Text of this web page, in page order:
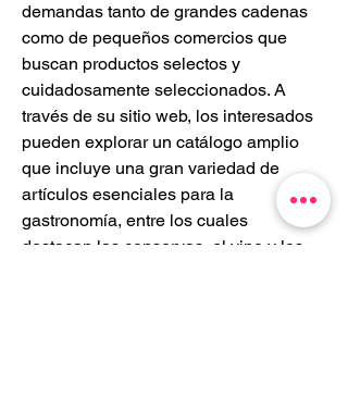
demandas tanto de grandes cadenas
como de pequeños comercios que
buscan productos selectos y
cuidadosamente seleccionados. A
través de su sitio web, los interesados
pueden explorar un catálogo amplio
que incluye una gran variedad de
artículos esenciales para la
gastronomía, entre los cuales
destacan las conservas, el vino y los